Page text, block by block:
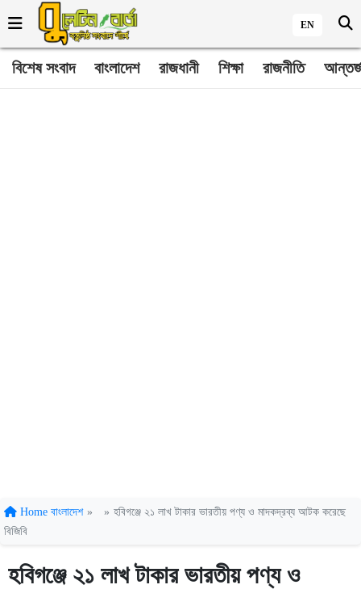
EN
বিশেষ সংবাদ বাংলাদেশ রাজধানী শিক্ষা রাজনীতি
Home বাংলাদেশ » » হবিগঞ্জে ২১ লাখ টাকার ভারতীয় পণ্য ও মাদকদ্রব্য আটক করেছে
বিজিবি
হবিগঞ্জে ২১ লাখ টাকার ভারতীয় পণ্য ও